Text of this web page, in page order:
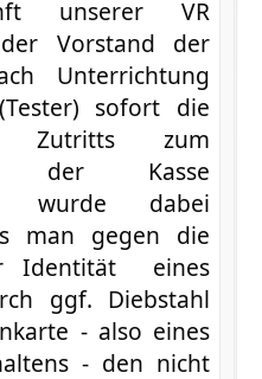
unserer VR
Vorstand der
Unterrichtung
sofort die
Zutritts zum
der Kasse
wurde dabei
man gegen die
Identität eines
ggf. Diebstahl
- also eines
- den nicht